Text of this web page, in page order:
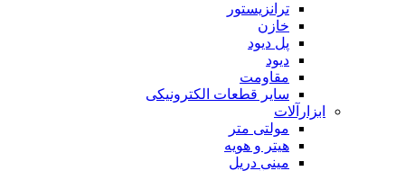
ترانزیستور
خازن
پل دیود
دیود
مقاومت
سایر قطعات الکترونیکی
ابزارآلات
مولتی متر
هیتر و هویه
مینی دریل